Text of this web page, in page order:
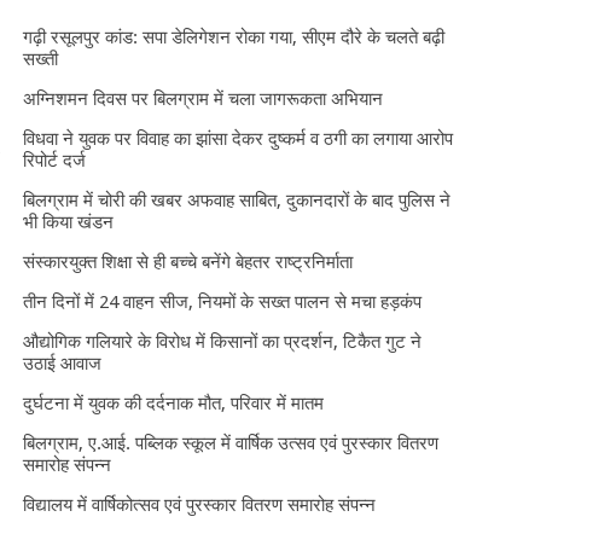
गढ़ी रसूलपुर कांड: सपा डेलिगेशन रोका गया, सीएम दौरे के चलते बढ़ी
सख्ती
अग्निशमन दिवस पर बिलग्राम में चला जागरूकता अभियान
विधवा ने युवक पर विवाह का झांसा देकर दुष्कर्म व ठगी का लगाया आरोप
रिपोर्ट दर्ज
बिलग्राम में चोरी की खबर अफवाह साबित, दुकानदारों के बाद पुलिस ने
भी किया खंडन
संस्कारयुक्त शिक्षा से ही बच्चे बनेंगे बेहतर राष्ट्रनिर्माता
तीन दिनों में 24 वाहन सीज, नियमों के सख्त पालन से मचा हड़कंप
औद्योगिक गलियारे के विरोध में किसानों का प्रदर्शन, टिकैत गुट ने
उठाई आवाज
दुर्घटना में युवक की दर्दनाक मौत, परिवार में मातम
बिलग्राम, ए.आई. पब्लिक स्कूल में वार्षिक उत्सव एवं पुरस्कार वितरण
समारोह संपन्न
विद्यालय में वार्षिकोत्सव एवं पुरस्कार वितरण समारोह संपन्न